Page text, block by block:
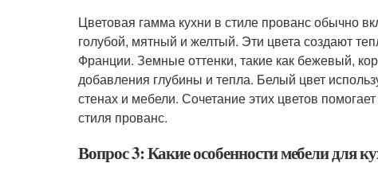
Цветовая гамма кухни в стиле прованс обычно
голубой, мятный и желтый. Эти цвета создают
Франции. Земные оттенки, такие как бежевый,
добавления глубины и тепла. Белый цвет
стенах и мебели. Сочетание этих цветов
стиля прованс.
Вопрос 3: Какие особенности мебели для